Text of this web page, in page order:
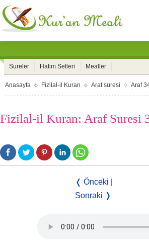
Sureler Hatim Setleri Mealler
Anasayfa Fizilal-il Kuran Araf suresi Araf
Fizilal-il Kuran: Araf Suresi
❬ Önceki
Sonraki ❭